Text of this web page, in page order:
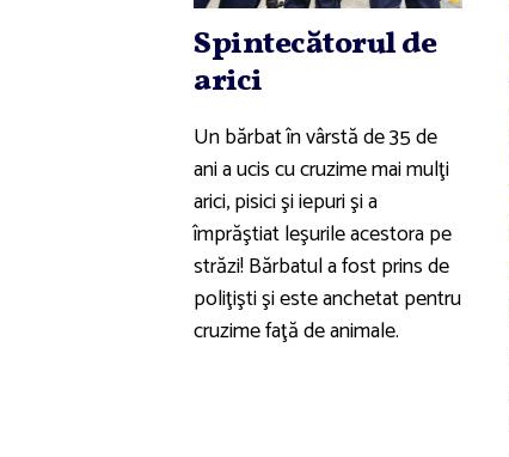
Spintecătorul de
arici
Un bărbat în vârstă de 35 de
ani a ucis cu cruzime mai mulţi
arici, pisici şi iepuri şi a
împrăştiat leşurile acestora pe
străzi! Bărbatul a fost prins de
poliţişti şi este anchetat pentru
cruzime faţă de animale.